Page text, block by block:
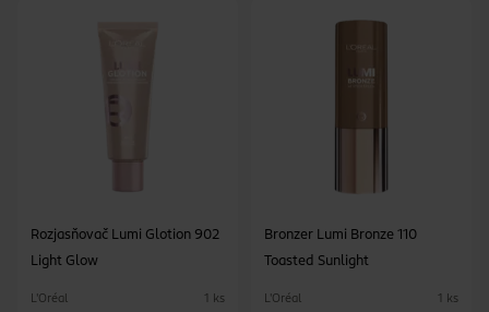
Rozjasňovač Lumi Glotion 902
Light Glow
L'Oréal 1 ks
Bronzer Lumi Bronze 110
Toasted Sunlight
L'Oréal 1 ks